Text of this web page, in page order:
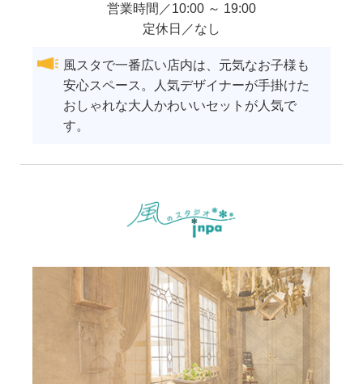
営業時間／10:00 ～ 19:00
定休日／なし
風スタで一番広い店内は、元気なお子様も
安心スペース。人気デザイナーが手掛けた
おしゃれな大人かわいいセットが人気で
す。